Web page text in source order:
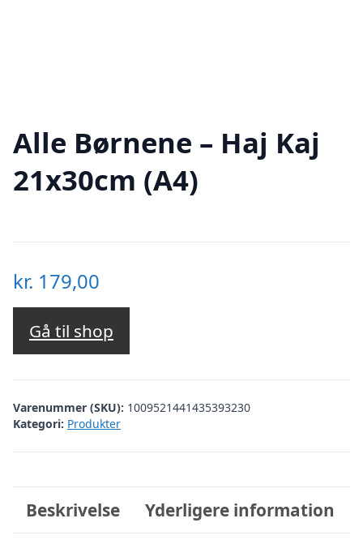
Alle Børnene – Haj Kaj
21x30cm (A4)
kr. 179,00
Gå til shop
Varenummer (SKU): 1009521441435393230
Kategori: Produkter
Beskrivelse Yderligere information